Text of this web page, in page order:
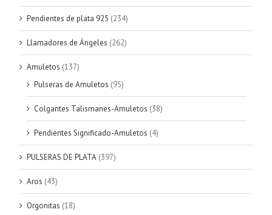
Pendientes de plata 925 (234)
Llamadores de Ángeles (262)
Amuletos (137)
Pulseras de Amuletos (95)
Colgantes Talismanes-Amuletos (38)
Pendientes Significado-Amuletos (4)
PULSERAS DE PLATA (397)
Aros (43)
Orgonitas (18)